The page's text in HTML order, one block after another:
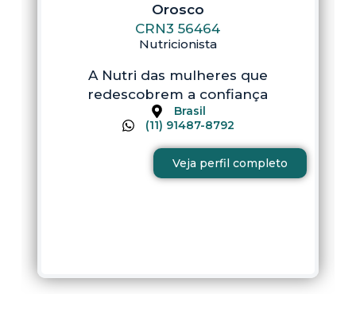
Orosco
CRN3 56464
Nutricionista
A Nutri das mulheres que
redescobrem a confiança
Brasil
(11) 91487-8792
Veja perfil completo